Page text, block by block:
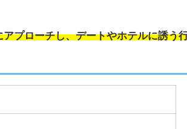
プローチし、デートやホテルに誘う